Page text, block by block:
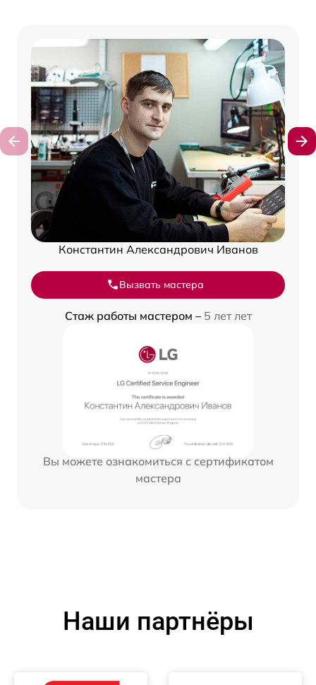
Константин Александрович Иванов
Вызвать мастера
Стаж работы мастером – 5 лет лет
Вы можете ознакомиться с сертификатом
мастера
Наши партнёры